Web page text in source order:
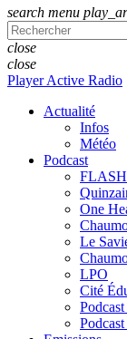
search menu
close
close
Player Active Radio
Actualité
Infos
Météo
Podcast
One
Le
LPO
Cité